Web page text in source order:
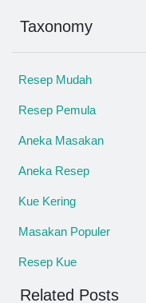
Taxonomy
Resep Mudah
Resep Pemula
Aneka Masakan
Aneka Resep
Kue Kering
Masakan Populer
Resep Kue
Related Posts